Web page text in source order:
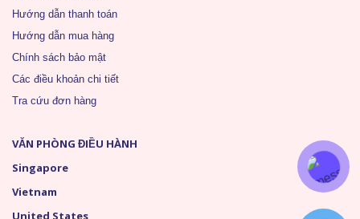
Hướng dẫn thanh toán
Hướng dẫn mua hàng
Chính sách bảo mật
Các điều khoản chi tiết
Tra cứu đơn hàng
VĂN PHÒNG ĐIỀU HÀNH
Singapore
Vietnam
United States